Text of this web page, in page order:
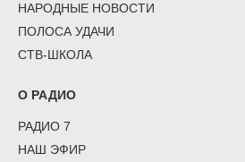
НАРОДНЫЕ НОВОСТИ
ПОЛОСА УДАЧИ
СТВ-ШКОЛА
О РАДИО
РАДИО 7
НАШ ЭФИР